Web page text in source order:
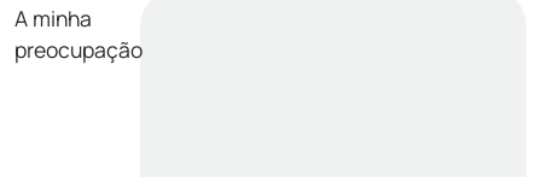
A minha
preocupação